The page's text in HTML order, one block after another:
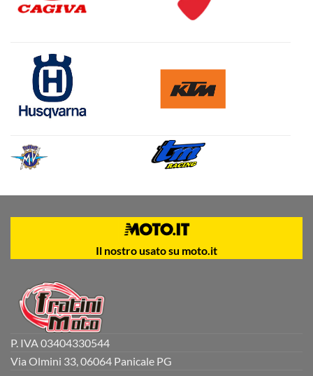
Il nostro usato su moto.it
P. IVA 03404330544
Via Olmini 33, 06064 Panicale PG